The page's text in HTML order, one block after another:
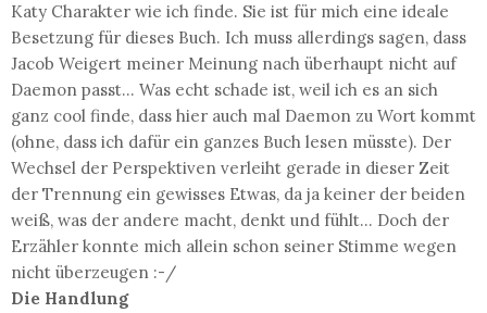
Katy Charakter wie ich finde. Sie ist für mich eine ideale
Besetzung für dieses Buch. Ich muss allerdings sagen, dass
Jacob Weigert meiner Meinung nach überhaupt nicht auf
Daemon passt... Was echt schade ist, weil ich es an sich
ganz cool finde, dass hier auch mal Daemon zu Wort kommt
(ohne, dass ich dafür ein ganzes Buch lesen müsste). Der
Wechsel der Perspektiven verleiht gerade in dieser Zeit
der Trennung ein gewisses Etwas, da ja keiner der beiden
weiß, was der andere macht, denkt und fühlt... Doch der
Erzähler konnte mich allein schon seiner Stimme wegen
nicht überzeugen :-/
Die Handlung